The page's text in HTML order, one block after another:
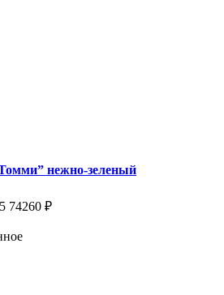
нежно-зеленый
74260 ₽